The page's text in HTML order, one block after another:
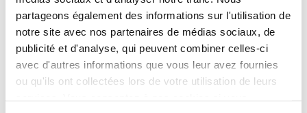
partageons également des informations sur l'utilisation de
notre site avec nos partenaires de médias sociaux, de
publicité et d'analyse, qui peuvent combiner celles-ci
avec d'autres informations que vous leur avez fournies
ou qu'ils ont collectées lors de votre utilisation de leurs
100 000 emplois
directs, indirects ou induits
dépendent du thermalisme